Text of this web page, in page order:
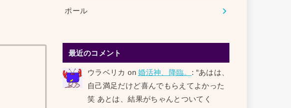
ポール
最近のコメント
ウラベリカ on婚活神、降臨。 : “あはは、
自己満足だけど喜んでもらえてよかった
笑 あとは、結果がちゃんとついてく